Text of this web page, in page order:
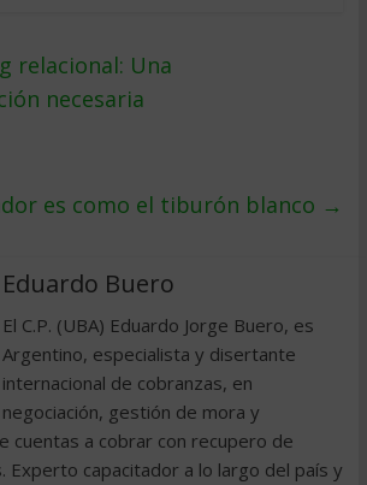
relacional: Una
necesaria
es como el tiburón blanco →
Eduardo Buero
El C.P. (UBA) Eduardo Jorge Buero, es
Argentino, especialista y disertante
internacional de cobranzas, en
negociación, gestión de mora y
cuentas a cobrar con recupero de
Experto capacitador a lo largo del país y